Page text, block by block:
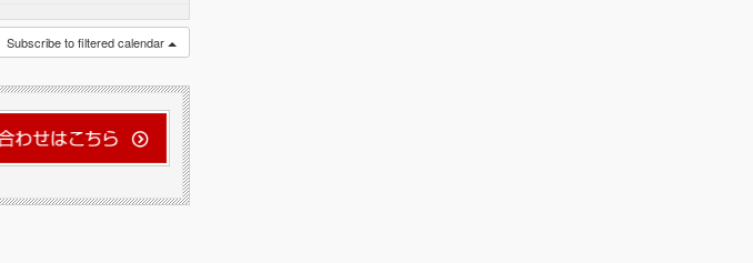
Subscribe to filtered calendar